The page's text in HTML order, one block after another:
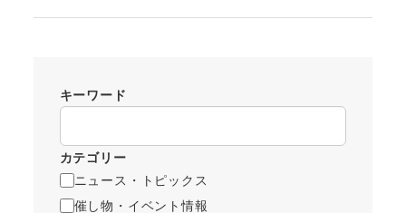
キーワード
カテゴリー
ニュース・トピックス
催し物・イベント情報